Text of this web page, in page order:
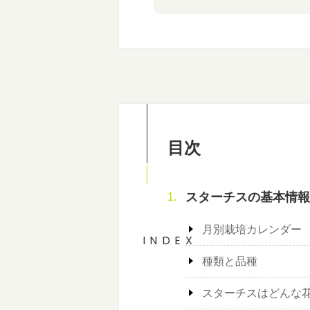
INDEX
目次
スターチスの基本情報
月別栽培カレンダー
種類と品種
スターチスはどんな